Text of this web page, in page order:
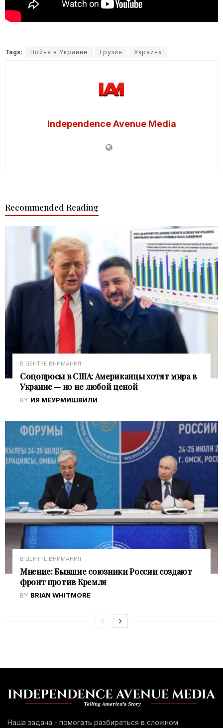
Tags: Война в Украине Грузия Украина
Independence Avenue Media
Recommended Reading
В ЦЕНТРЕ ВНИМАНИЯ
Соцопросы в США: Американцы хотят мира в
Украине — но не любой ценой
BY ИЯ МЕУРМИШВИЛИ
В ЦЕНТРЕ ВНИМАНИЯ
Мнение: Бывшие союзники России создают
фронт против Кремля
BY BRIAN WHITMORE
Наша задача - помогать разбираться в сложном